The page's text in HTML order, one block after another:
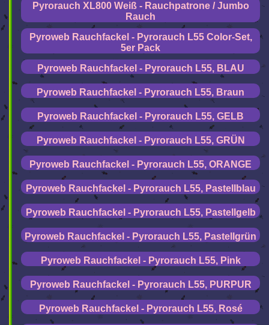
Pyrorauch XL800 Weiß - Rauchpatrone / Jumbo
Rauch
Pyroweb Rauchfackel - Pyrorauch L55 Color-Set,
5er Pack
Pyroweb Rauchfackel - Pyrorauch L55, BLAU
Pyroweb Rauchfackel - Pyrorauch L55, Braun
Pyroweb Rauchfackel - Pyrorauch L55, GELB
Pyroweb Rauchfackel - Pyrorauch L55, GRÜN
Pyroweb Rauchfackel - Pyrorauch L55, ORANGE
Pyroweb Rauchfackel - Pyrorauch L55, Pastellblau
Pyroweb Rauchfackel - Pyrorauch L55, Pastellgelb
Pyroweb Rauchfackel - Pyrorauch L55, Pastellgrün
Pyroweb Rauchfackel - Pyrorauch L55, Pink
Pyroweb Rauchfackel - Pyrorauch L55, PURPUR
Pyroweb Rauchfackel - Pyrorauch L55, Rosé